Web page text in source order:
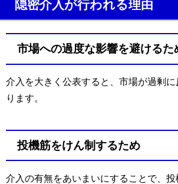
隠密介入が行われる理由
市場への過度な影響を避けるた
介入を大きく公表すると、市場が過剰
ります。
投機筋をけん制するため
介入の有無をあいまいにすることで、